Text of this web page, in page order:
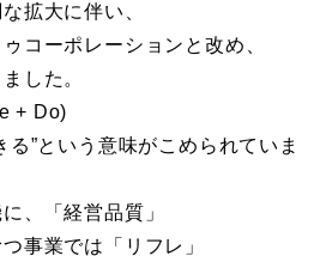
拡大に伴い、
コーポレーションと改め、
した。
+ Do)
る”という意味がこめられていま
、「経営品質」
事業では「リフレ」